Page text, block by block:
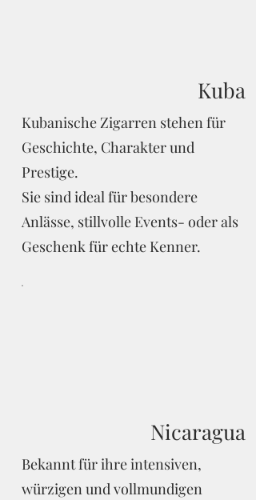
Kuba
Kubanische Zigarren stehen für
Geschichte, Charakter und
Prestige.
Sie sind ideal für besondere
Anlässe, stillvolle Events- oder als
Geschenk für echte Kenner.
Nicaragua
Bekannt für ihre intensiven,
würzigen und vollmundigen